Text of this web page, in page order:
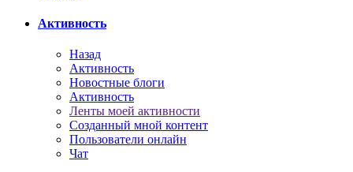
Активность
Назад
Активность
Новостные блоги
Активность
Ленты моей активности
Созданный мной контент
Пользователи онлайн
Чат